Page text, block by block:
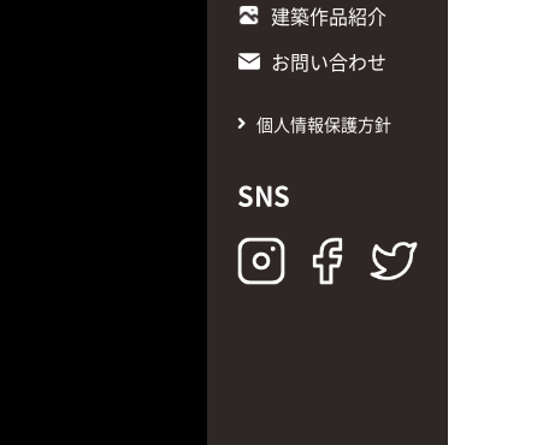
建築作品紹介
お問い合わせ
個人情報保護方針
SNS